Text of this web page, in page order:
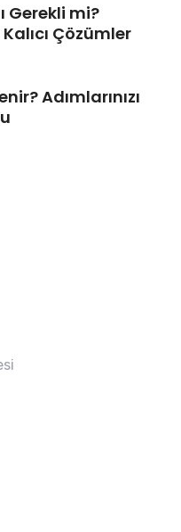
Gerekli mi?
Çözümler
Adımlarınızı